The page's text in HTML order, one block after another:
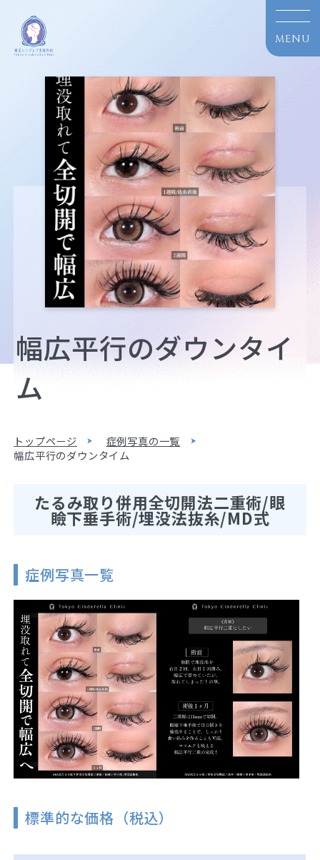
幅広平行のダウンタイ
ム
トップページ
症例写真の一覧
幅広平行のダウンタイム
たるみ取り併用全切開法二重術/眼
瞼下垂手術/埋没法抜糸/MD式
症例写真一覧
標準的な価格（税込）